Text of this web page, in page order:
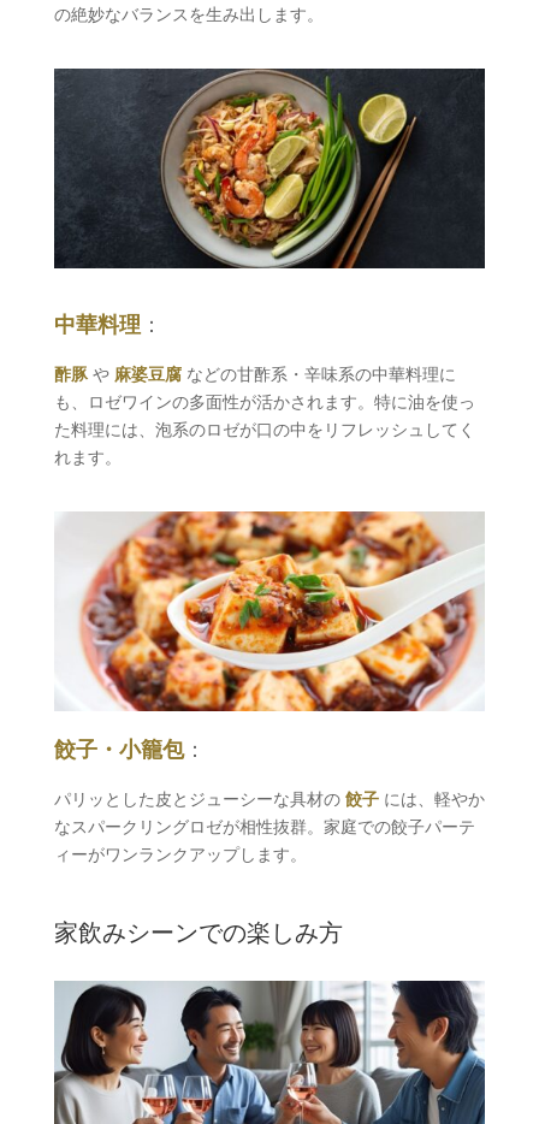
の絶妙なバランスを生み出します。
中華料理 ：
酢豚や 麻婆豆腐などの甘酢系・辛味系の中華料理に
も、ロゼワインの多面性が活かされます。特に油を使っ
た料理には、泡系のロゼが口の中をリフレッシュしてく
れます。
餃子・小籠包：
パリッとした皮とジューシーな具材の 餃子には、軽やか
なスパークリングロゼが相性抜群。家庭での餃子パーテ
ィーがワンランクアップします。
家飲みシーンでの楽しみ方